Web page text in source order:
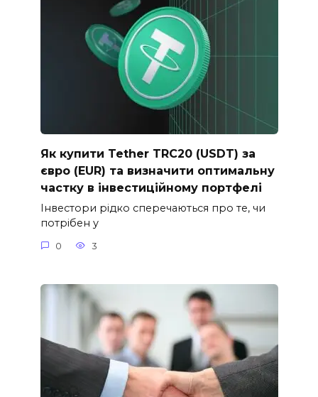
Як купити Tether TRC20 (USDT) за
євро (EUR) та визначити оптимальну
частку в інвестиційному портфелі
Інвестори рідко сперечаються про те, чи
потрібен у
0 3